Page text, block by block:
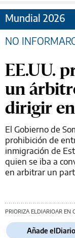
Mundial 2026
NO
EE.UU.
un
dirigir
El Gobierno de
prohibición de
inmigración de
quien se iba a
en arbitrar un
PRIORIZA ELDIARIOAR EN
Añade